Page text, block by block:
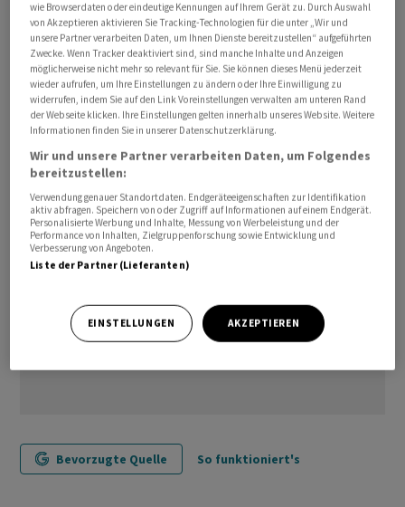
Ohne die volatilen Umsätze aus Autoverkäufen stiegen
die Erlöse ebenfalls um 0,2 Prozent. Auch das lag
unterhalb der Markterwartungen. Die Umsätze der
Einzelhändler gelten als Richtschnur für die Stärke des
privaten Konsums, der für die US-Wirtschaft besonders
wichtig ist./bgf/la/stk
Bevorzugte Quelle So funktioniert's
wie Browserdaten oder eindeutige Kennungen auf Ihrem Gerät zu. Durch Auswahl
von Akzeptieren aktivieren Sie Tracking-Technologien für die unter „Wir und
unsere Partner verarbeiten Daten, um Ihnen Dienste bereitzustellen“ aufgeführten
Zwecke. Wenn Tracker deaktiviert sind, sind manche Inhalte und Anzeigen
möglicherweise nicht mehr so relevant für Sie. Sie können dieses Menü jederzeit
wieder aufrufen, um Ihre Einstellungen zu ändern oder Ihre Einwilligung zu
widerrufen, indem Sie auf den Link Voreinstellungen verwalten am unteren Rand
der Webseite klicken. Ihre Einstellungen gelten innerhalb unseres Website. Weitere
Informationen finden Sie in unserer Datenschutzerklärung.
Wir und unsere Partner verarbeiten Daten, um Folgendes
bereitzustellen:
Verwendung genauer Standortdaten. Endgeräteeigenschaften zur Identifikation
aktiv abfragen. Speichern von oder Zugriff auf Informationen auf einem Endgerät.
Personalisierte Werbung und Inhalte, Messung von Werbeleistung und der
Performance von Inhalten, Zielgruppenforschung sowie Entwicklung und
Verbesserung von Angeboten.
Liste der Partner (Lieferanten)
EINSTELLUNGEN AKZEPTIEREN